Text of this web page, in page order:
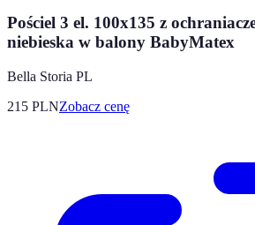
Pościel 3 el. 100x135 z
niebieska w balony BabyMatex
Bella Storia PL
215 PLNZobacz cenę